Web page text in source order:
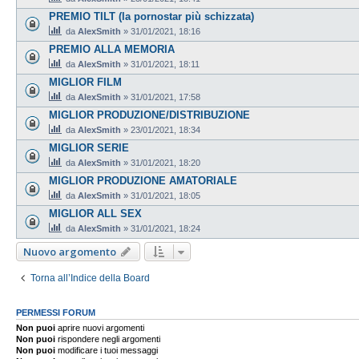
PREMIO TILT (la pornostar più schizzata)
da AlexSmith » 31/01/2021, 18:16
PREMIO ALLA MEMORIA
da AlexSmith » 31/01/2021, 18:11
MIGLIOR FILM
da AlexSmith » 31/01/2021, 17:58
MIGLIOR PRODUZIONE/DISTRIBUZIONE
da AlexSmith » 23/01/2021, 18:34
MIGLIOR SERIE
da AlexSmith » 31/01/2021, 18:20
MIGLIOR PRODUZIONE AMATORIALE
da AlexSmith » 31/01/2021, 18:05
MIGLIOR ALL SEX
da AlexSmith » 31/01/2021, 18:24
Nuovo argomento
Torna all’Indice della Board
PERMESSI FORUM
Non puoi aprire nuovi argomenti
Non puoi rispondere negli argomenti
Non puoi modificare i tuoi messaggi